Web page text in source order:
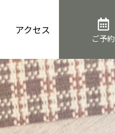
アクセス
ご予約